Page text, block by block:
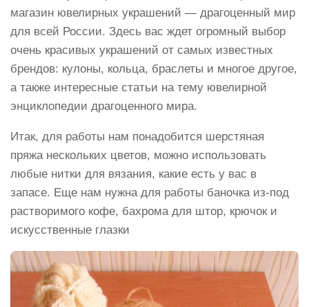
магазин ювелирных украшений — драгоценный мир
для всей России. Здесь вас ждет огромный выбор
очень красивых украшений от самых известных
брендов: кулоны, кольца, браслеты и многое другое,
а также интересные статьи на тему ювелирной
энциклопедии драгоценного мира.
Итак, для работы нам понадобится шерстяная
пряжа нескольких цветов, можно использовать
любые нитки для вязания, какие есть у вас в
запасе. Еще нам нужна для работы баночка из-под
растворимого кофе, бахрома для штор, крючок и
искусственные глазки